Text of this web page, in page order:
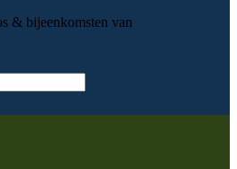
& bijeenkomsten van